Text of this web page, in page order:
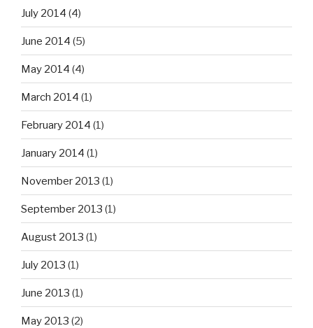
July 2014 (4)
June 2014 (5)
May 2014 (4)
March 2014 (1)
February 2014 (1)
January 2014 (1)
November 2013 (1)
September 2013 (1)
August 2013 (1)
July 2013 (1)
June 2013 (1)
May 2013 (2)